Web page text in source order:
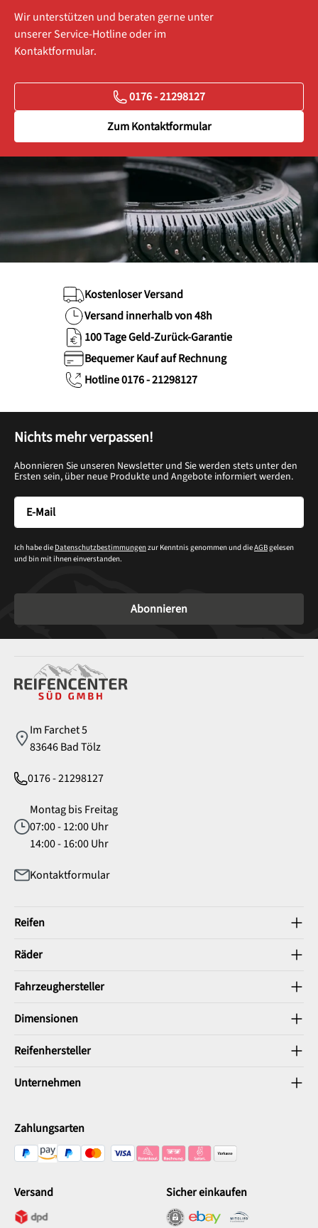
Wir unterstützen und beraten gerne unter
unserer Service-Hotline oder im
Kontaktformular.
0176 - 21298127
Zum Kontaktformular
Kostenloser Versand
Versand innerhalb von 48h
100 Tage Geld-Zurück-Garantie
Bequemer Kauf auf Rechnung
Hotline 0176 - 21298127
Nichts mehr verpassen!
Abonnieren Sie unseren Newsletter und Sie werden stets unter den
Ersten sein, über neue Produkte und Angebote informiert werden.
Ich habe die Datenschutzbestimmungenzur Kenntnis genommen und dieAGBgelesen
und bin mit ihnen einverstanden.
Abonnieren
Im Farchet 5
83646 Bad Tölz
0176 - 21298127
Montag bis Freitag
07:00 - 12:00 Uhr
14:00 - 16:00 Uhr
Kontaktformular
Reifen
Räder
Fahrzeughersteller
Dimensionen
Reifenhersteller
Unternehmen
Zahlungsarten
Versand Sicher einkaufen